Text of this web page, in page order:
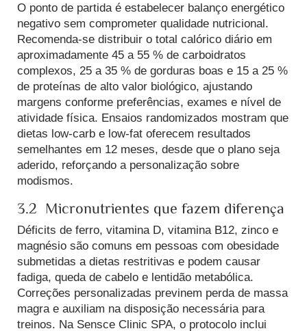
O ponto de partida é estabelecer balanço energético
negativo sem comprometer qualidade nutricional.
Recomenda-se distribuir o total calórico diário em
aproximadamente 45 a 55 % de carboidratos
complexos, 25 a 35 % de gorduras boas e 15 a 25 %
de proteínas de alto valor biológico, ajustando
margens conforme preferências, exames e nível de
atividade física. Ensaios randomizados mostram que
dietas low-carb e low-fat oferecem resultados
semelhantes em 12 meses, desde que o plano seja
aderido, reforçando a personalização sobre
modismos.
3.2 Micronutrientes que fazem diferença
Déficits de ferro, vitamina D, vitamina B12, zinco e
magnésio são comuns em pessoas com obesidade
submetidas a dietas restritivas e podem causar
fadiga, queda de cabelo e lentidão metabólica.
Correções personalizadas previnem perda de massa
magra e auxiliam na disposição necessária para
treinos. Na Sensce Clinic SPA, o protocolo inclui